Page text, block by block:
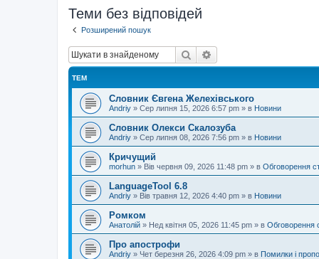
Теми без відповідей
Розширений пошук
Пошук
ТЕМ
Словник Євгена Желехівського
Andriy » Сер липня 15, 2026 6:57 pm » в Новини
Словник Олекси Скалозуба
Andriy » Сер липня 08, 2026 7:56 pm » в Новини
Кричущий
morhun » Вів червня 09, 2026 11:48 pm » в Обговорення
LanguageTool 6.8
Andriy » Вів травня 12, 2026 4:40 pm » в Новини
Ромком
Анатолій » Нед квітня 05, 2026 11:45 pm » в Обговорення
Про апострофи
Andriy » Чет березня 26, 2026 4:09 pm » в Помилки і